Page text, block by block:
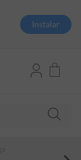
Instalar